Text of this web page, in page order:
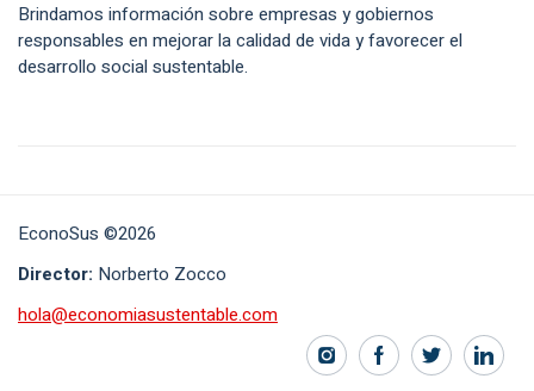
Brindamos información sobre empresas y gobiernos
responsables en mejorar la calidad de vida y favorecer el
desarrollo social sustentable.
EconoSus ©2026
Director: Norberto Zocco
hola@economiasustentable.com